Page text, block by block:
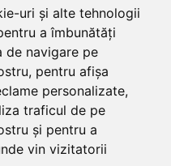
uri și alte tehnologii
a îmbunătăți
de navigare pe
pentru afișa
personalizate,
traficul de pe
și pentru a
vin vizitatorii
aleg rolele
aleg ochelarii
de soare Oakley
de soare Alpina
manusi